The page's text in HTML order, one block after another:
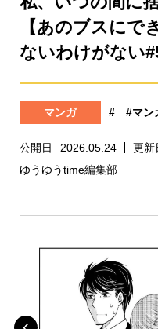
【あのブスにで
ないわけがない
マンガ # #マン
公開日 2026.05.24 更新
ゆうゆうtime編集部